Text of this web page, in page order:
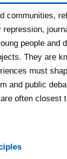
communities,
repression,
people and
They are
must
and public
often closest